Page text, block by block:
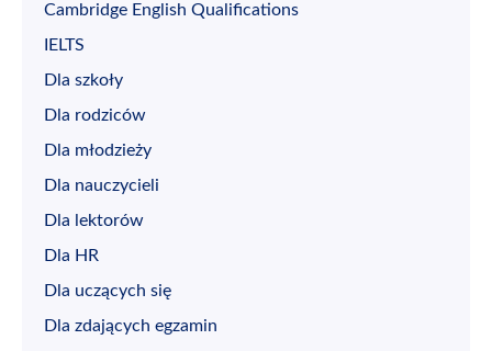
Cambridge English Qualifications
IELTS
Dla szkoły
Dla rodziców
Dla młodzieży
Dla nauczycieli
Dla lektorów
Dla HR
Dla uczących się
Dla zdających egzamin